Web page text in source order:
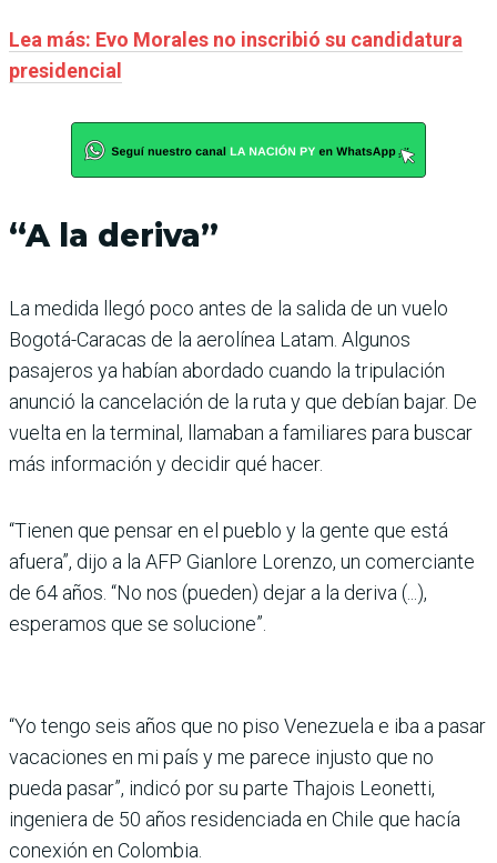
Lea más: Evo Morales no inscribió su candidatura
presidencial
“A la deriva”
La medida llegó poco antes de la salida de un vuelo
Bogotá-Caracas de la aerolínea Latam. Algunos
pasajeros ya habían abordado cuando la tripulación
anunció la cancelación de la ruta y que debían bajar. De
vuelta en la terminal, llamaban a familiares para buscar
más información y decidir qué hacer.
“Tienen que pensar en el pueblo y la gente que está
afuera”, dijo a la AFP Gianlore Lorenzo, un comerciante
de 64 años. “No nos (pueden) dejar a la deriva (...),
esperamos que se solucione”.
“Yo tengo seis años que no piso Venezuela e iba a pasar
vacaciones en mi país y me parece injusto que no
pueda pasar”, indicó por su parte Thajois Leonetti,
ingeniera de 50 años residenciada en Chile que hacía
conexión en Colombia.